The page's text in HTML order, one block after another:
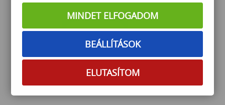
MINDET ELFOGADOM
BEÁLLÍTÁSOK
ELUTASÍTOM